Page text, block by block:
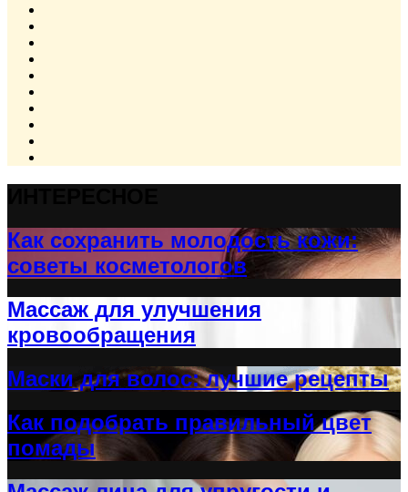
Как сохранить молодость кожи:
советы косметологов
Массаж для улучшения
кровообращения
Маски для волос: лучшие рецепты
Как подобрать правильный цвет
помады